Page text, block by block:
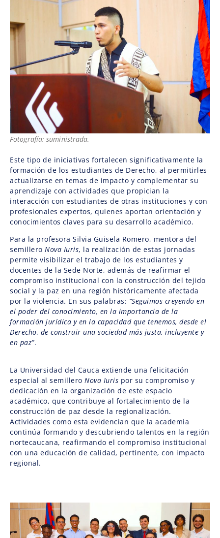
Fotografía: suministrada.
Este tipo de iniciativas fortalecen significativamente la
formación de los estudiantes de Derecho, al permitirles
actualizarse en temas de impacto y complementar su
aprendizaje con actividades que propician la
interacción con estudiantes de otras instituciones y con
profesionales expertos, quienes aportan orientación y
conocimientos claves para su desarrollo académico.
Para la profesora Silvia Guisela Romero, mentora del
semillero Nova Iuris, la realización de estas jornadas
permite visibilizar el trabajo de los estudiantes y
docentes de la Sede Norte, además de reafirmar el
compromiso institucional con la construcción del tejido
social y la paz en una región históricamente afectada
por la violencia. En sus palabras: “Seguimos creyendo en
el poder del conocimiento, en la importancia de la
formación jurídica y en la capacidad que tenemos, desde el
Derecho, de construir una sociedad más justa, incluyente y
en paz”.
La Universidad del Cauca extiende una felicitación
especial al semillero Nova Iuris por su compromiso y
dedicación en la organización de este espacio
académico, que contribuye al fortalecimiento de la
construcción de paz desde la regionalización.
Actividades como esta evidencian que la academia
continúa formando y descubriendo talentos en la región
nortecaucana, reafirmando el compromiso institucional
con una educación de calidad, pertinente, con impacto
regional.